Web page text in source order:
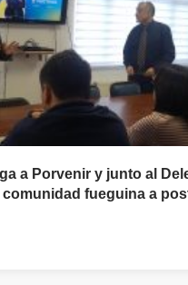
a Porvenir y junto al
comunidad fueguina a